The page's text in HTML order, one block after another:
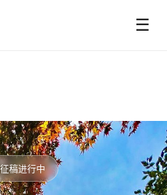
☰
稿进行中